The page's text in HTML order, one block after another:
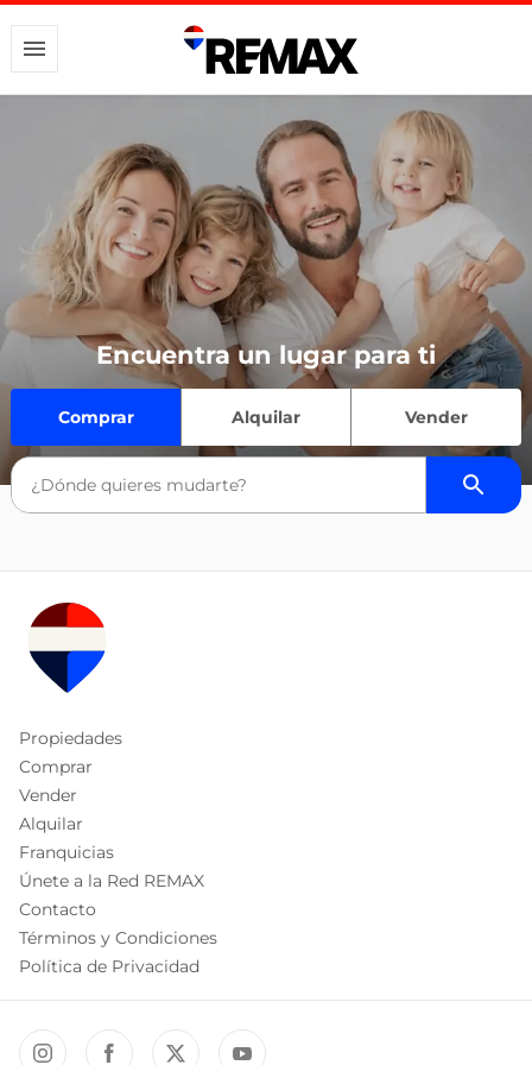
Encuentra un lugar para ti
Comprar Alquilar Vender
Propiedades
Comprar
Vender
Alquilar
Franquicias
Únete a la Red REMAX
Contacto
Términos y Condiciones
Política de Privacidad